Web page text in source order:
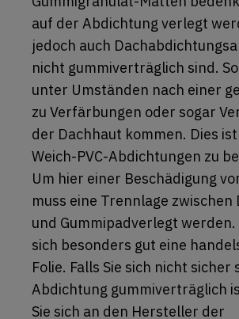
auf der Abdichtung verlegt
jedoch auch
nicht gummiverträglich sind.
unter Umständen nach einer
zu Verfärbungen oder sogar
der Dachhaut kommen. Dies
Weich-PVC-Abdichtungen zu
Um hier einer Beschädigung
muss eine Trennlage zwischen
und Gummipadverlegt werden.
sich besonders gut eine
Folie. Falls Sie sich nicht sicher
Abdichtung gummiverträglich
Sie sich an den Hersteller der